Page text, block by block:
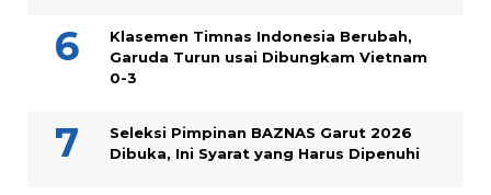
Klasemen Timnas Indonesia Berubah,
Garuda Turun usai Dibungkam Vietnam
0-3
Seleksi Pimpinan BAZNAS Garut 2026
Dibuka, Ini Syarat yang Harus Dipenuhi